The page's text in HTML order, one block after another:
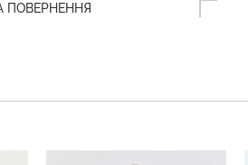
ПОВЕРНЕННЯ